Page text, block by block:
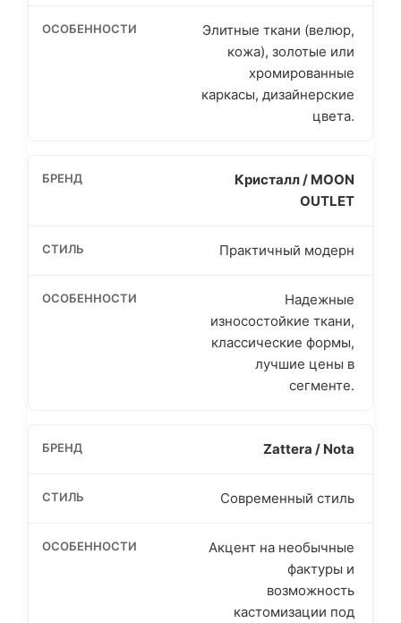
Элитные ткани (велюр,
кожа), золотые или
хромированные
каркасы, дизайнерские
цвета.
Кристалл / MOON
OUTLET
Практичный модерн
Надежные
износостойкие ткани,
классические формы,
лучшие цены в
сегменте.
Zattera / Nota
Современный стиль
Акцент на необычные
фактуры и
возможность
кастомизации под